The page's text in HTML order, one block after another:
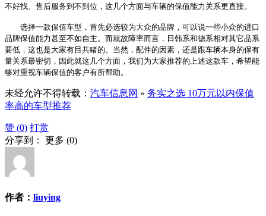
不好找、售后服务到不到位，这几个方面与车辆的保值能力关系更直接。
选择一款保值车型，首先必选较为大众的品牌，可以说一些小众的进口
品牌保值能力甚至不如自主。而就故障率而言，日韩系和德系相对其它品系
要低，这也是大家有目共睹的。当然，配件的因素，还是跟车辆本身的保有
量关系最密切，因此就这几个方面，我们为大家推荐的上述这款车，希望能
够对重视车辆保值的客户有所帮助。
未经允许不得转载： 汽车信息网 » 务实之选 10万元以内保值
率高的车型推荐
赞 (0) 打赏
分享到： 更多 (0)
作者： liuying